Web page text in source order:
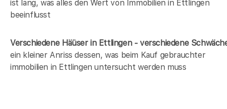
ist lang, was alles den Wert von Immobilien in Ettlingen
beeinflusst
Verschiedene Häüser in Ettlingen - verschiedene
ein kleiner Anriss dessen, was beim Kauf gebrauchter
immobilien in Ettlingen untersucht werden muss